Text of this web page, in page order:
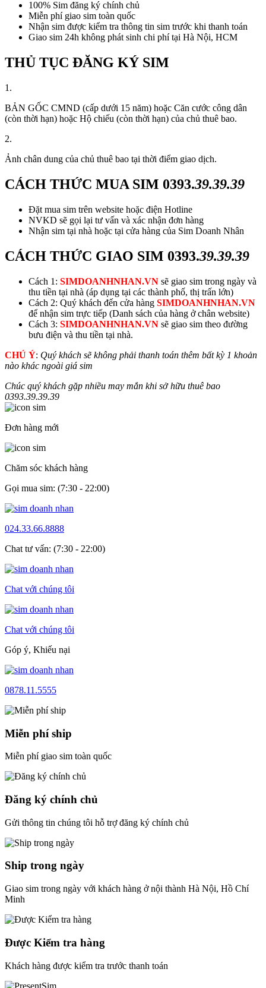
100% Sim đăng ký chính chủ
Miễn phí giao sim toàn quốc
Nhận sim được kiểm tra thông tin sim trước khi thanh toán
Giao sim 24h không phát sinh chi phí tại Hà Nội, HCM
THỦ TỤC ĐĂNG KÝ SIM
1.
BẢN GỐC CMND (cấp dưới 15 năm) hoặc Căn cước công dân
(còn thời hạn) hoặc Hộ chiếu (còn thời hạn) của chủ thuê bao.
2.
Ảnh chân dung của chủ thuê bao tại thời điểm giao dịch.
CÁCH THỨC MUA SIM 0393.39.39.39
Đặt mua sim trên website hoặc điện Hotline
NVKD sẽ gọi lại tư vấn và xác nhận đơn hàng
Nhận sim tại nhà hoặc tại cửa hàng của Sim Doanh Nhân
CÁCH THỨC GIAO SIM 0393.39.39.39
Cách 1: SIMDOANHNHAN.VN sẽ giao sim trong ngày và
thu tiền tại nhà (áp dụng tại các thành phố, thị trấn lớn)
Cách 2: Quý khách đến cửa hàng SIMDOANHNHAN.VN
để nhận sim trực tiếp (Danh sách của hàng ở chân website)
Cách 3: SIMDOANHNHAN.VN sẽ giao sim theo đường
bưu điện và thu tiền tại nhà.
CHÚ Ý: Quý khách sẽ không phải thanh toán thêm bất kỳ 1 khoản
nào khác ngoài giá sim
Chúc quý khách gặp nhiều may mắn khi sở hữu thuê bao
0393.39.39.39
Đơn hàng mới
Chăm sóc khách hàng
Gọi mua sim: (7:30 - 22:00)
024.33.66.8888
Chat tư vấn: (7:30 - 22:00)
Chat với chúng tôi
Chat với chúng tôi
Góp ý, Khiếu nại
0878.11.5555
Miễn phí ship
Miễn phí giao sim toàn quốc
Đăng ký chính chủ
Gửi thông tin chúng tôi hỗ trợ đăng ký chính chủ
Ship trong ngày
Giao sim trong ngày với khách hàng ở nội thành Hà Nội, Hồ Chí
Minh
Được Kiểm tra hàng
Khách hàng được kiểm tra trước thanh toán